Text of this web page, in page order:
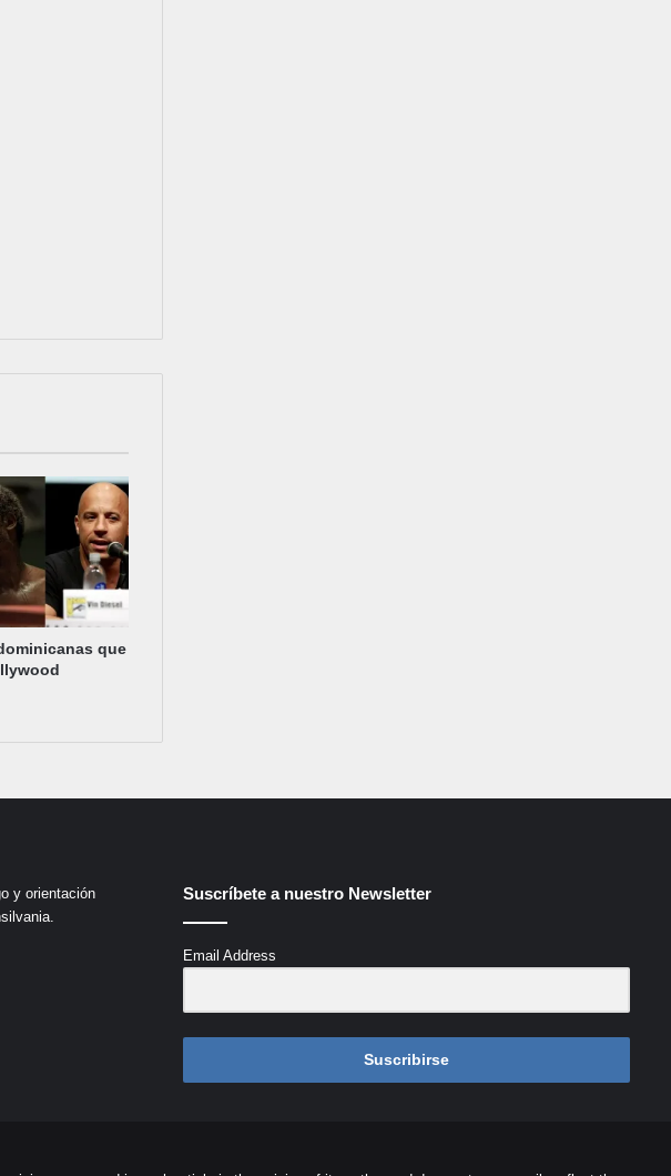
que
y orientación
Suscríbete a nuestro Newsletter
Email Address
Suscribirse